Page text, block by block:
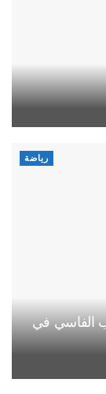
رياضة
الفاسي في